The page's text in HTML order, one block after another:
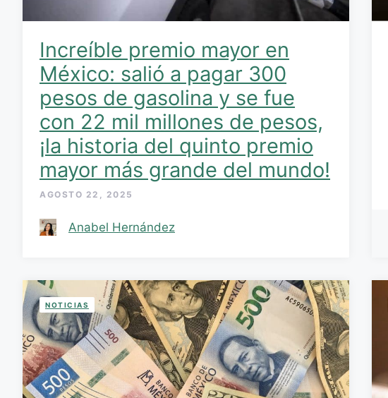
Increíble premio mayor en
México: salió a pagar 300
pesos de gasolina y se fue
con 22 mil millones de pesos,
¡la historia del quinto premio
mayor más grande del mundo!
AGOSTO 22, 2025
Anabel Hernández
NOTICIAS